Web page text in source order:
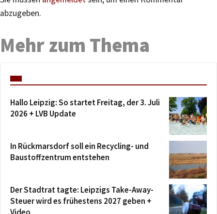
abzugeben.
Mehr zum Thema
Hallo Leipzig: So startet Freitag, der 3. Juli
2026 + LVB Update
In Rückmarsdorf soll ein Recycling- und
Baustoffzentrum entstehen
Der Stadtrat tagte: Leipzigs Take-Away-
Steuer wird es frühestens 2027 geben +